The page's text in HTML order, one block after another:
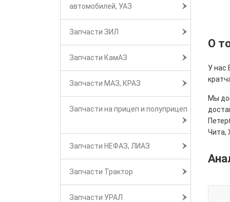
автомобилей, УАЗ
Запчасти ЗИЛ
Запчасти КамАЗ
Запчасти МАЗ, КРАЗ
Запчасти на прицеп и полуприцеп
Запчасти НЕФАЗ, ЛИАЗ
Запчасти Трактор
Запчасти УРАЛ
О
У нас
Мы
Чита,